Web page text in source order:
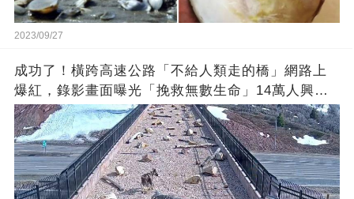
2023/09/27
成功了！橫跨高速公路「不給人類走的橋」網路上
爆紅，錄影畫面曝光「挽救無數生命」14萬人興奮
歡呼